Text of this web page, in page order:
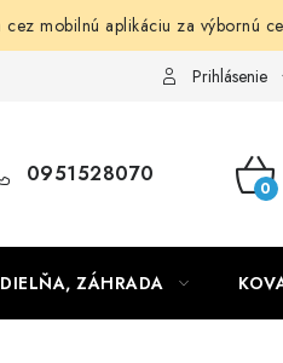
mobilnú aplikáciu za výbornú
Obchodné podmienkyPrihlásenie
0951528070
ZÁHRADA